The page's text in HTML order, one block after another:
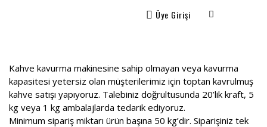
Üye Girişi
Kahve kavurma makinesine sahip olmayan veya kavurma
kapasitesi yetersiz olan müşterilerimiz için toptan kavrulmuş
kahve satışı yapıyoruz. Talebiniz doğrultusunda 20’lik kraft, 5
kg veya 1 kg ambalajlarda tedarik ediyoruz.
Minimum sipariş miktarı ürün başına 50 kg’dir. Siparişiniz tek